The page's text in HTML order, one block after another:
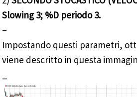
Slowing 3; %D periodo 3.
–
Impostando questi parametri,
viene descritto in questa